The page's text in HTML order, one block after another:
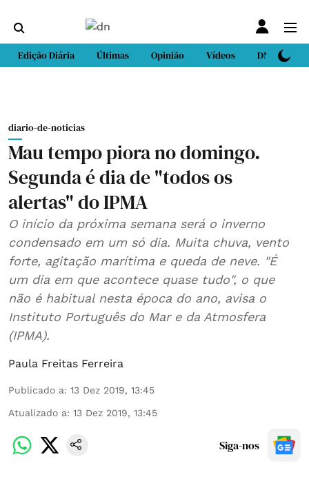
Edição Diária Últimas Opinião Vídeos DN Sport
diario-de-noticias
Mau tempo piora no domingo.
Segunda é dia de "todos os
alertas" do IPMA
O início da próxima semana será o inverno
condensado em um só dia. Muita chuva, vento
forte, agitação marítima e queda de neve. "É
um dia em que acontece quase tudo", o que
não é habitual nesta época do ano, avisa o
Instituto Português do Mar e da Atmosfera
(IPMA).
Paula Freitas Ferreira
Publicado a: 13 Dez 2019, 13:45
Atualizado a: 13 Dez 2019, 13:45
Siga-nos